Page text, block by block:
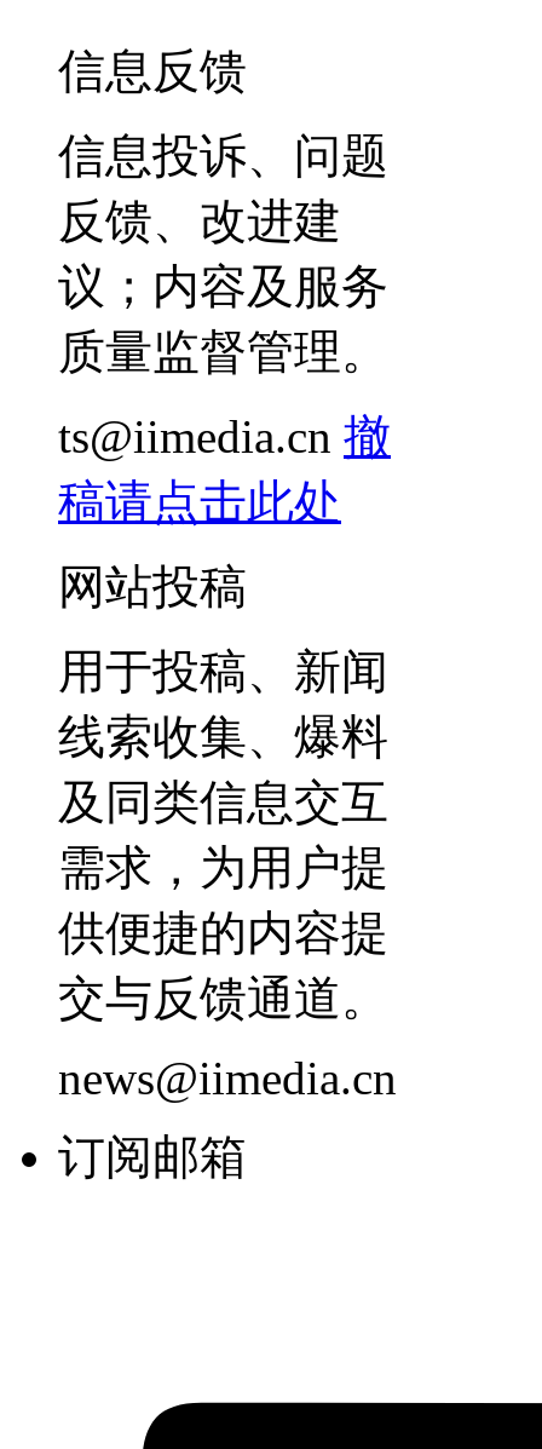
信息反馈
信息投诉、问题
反馈、改进建
议；内容及服务
质量监督管理。
ts@iimedia.cn 撤
稿请点击此处
网站投稿
用于投稿、新闻
线索收集、爆料
及同类信息交互
需求，为用户提
供便捷的内容提
交与反馈通道。
news@iimedia.cn
订阅邮箱